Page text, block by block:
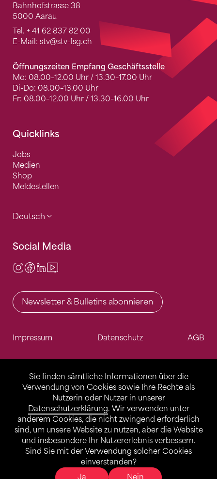
Sie finden sämtliche Informationen über die
Verwendung von Cookies sowie Ihre Rechte als
Nutzerin oder Nutzer in unserer
Datenschutzerklärung. Wir verwenden unter
anderem Cookies, die nicht zwingend erforderlich
sind, um unsere Website zu nutzen, aber die Website
und insbesondere Ihr Nutzererlebnis verbessern.
Sind Sie mit der Verwendung solcher Cookies
einverstanden?
Ja
Nein
Bahnhofstrasse 38
5000 Aarau
Tel. + 41 62 837 82 00
E-Mail: stv@stv-fsg.ch
Öffnungszeiten Empfang Geschäftsstelle
Mo: 08.00–12.00 Uhr / 13.30–17.00 Uhr
Di-Do: 08.00–13.00 Uhr
Fr: 08.00–12.00 Uhr / 13.30–16.00 Uhr
Quicklinks
Jobs
Medien
Shop
Meldestellen
Deutsch
Social Media
Instagram
Facebook
LinkedIn
Newsletter & Bulletins abonnieren
Impressum Datenschutz AGB